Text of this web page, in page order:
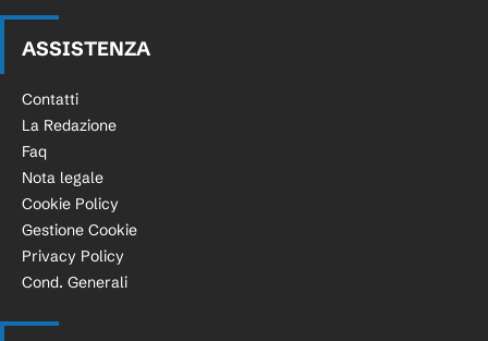
ASSISTENZA
Contatti
La Redazione
Faq
Nota legale
Cookie Policy
Gestione Cookie
Privacy Policy
Cond. Generali